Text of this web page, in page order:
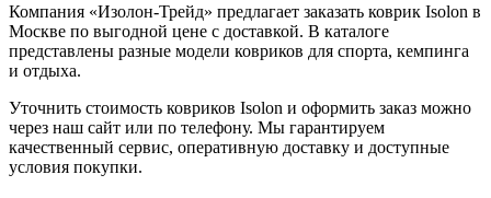
Компания «Изолон-Трейд» предлагает заказать коврик Isolon в
Москве по выгодной цене с доставкой. В каталоге
представлены разные модели ковриков для спорта, кемпинга
и отдыха.
Уточнить стоимость ковриков Isolon и оформить заказ можно
через наш сайт или по телефону. Мы гарантируем
качественный сервис, оперативную доставку и доступные
условия покупки.